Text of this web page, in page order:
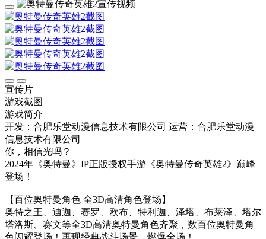
宣传片
游戏截图
游戏简介
开发：合肥乐堂动漫信息技术有限公司 运营：合肥乐堂动漫
信息技术有限公司
你，相信光吗？
2024年《奥特曼》IP正版授权手游《奥特曼传奇英雄2》巅峰
登场！
【百位奥特曼角色 全3D高清角色登场】
奥特之王、迪迦、赛罗、欧布、特利迦、泽塔、布莱泽、塔尔
塔洛斯、赛文等全3D高清奥特曼角色齐聚，数百位奥特曼角
色闪耀登场！再现经典战斗场景，燃爆全场！